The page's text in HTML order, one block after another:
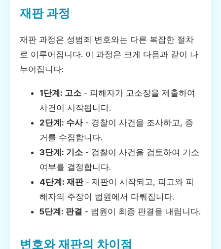
재판 과정
재판 과정은 성범죄 변호와는 다른 복잡한 절차
로 이루어집니다. 이 과정은 크게 다음과 같이 나
누어집니다:
1단계: 고소 - 피해자가 고소장을 제출하여
사건이 시작됩니다.
2단계: 수사- 경찰이 사건을 조사하고, 증
거를 수집합니다.
3단계: 기소 - 검찰이 사건을 검토하여 기소
여부를 결정합니다.
4단계: 재판- 재판이 시작되고, 피고와 피
해자의 주장이 법원에서 다뤄집니다.
5단계: 판결 - 법원이 최종 판결을 내립니다.
변호와 재판의 차이점